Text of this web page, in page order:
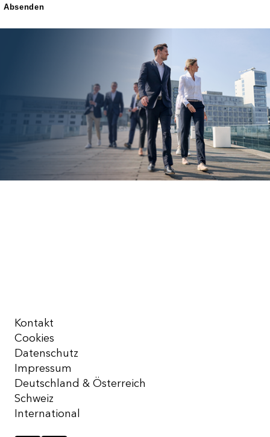
Absenden
Kontakt
Cookies
Datenschutz
Impressum
Deutschland & Österreich
Schweiz
International